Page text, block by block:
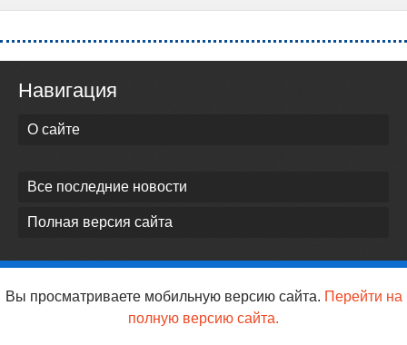
Навигация
О сайте
Все последние новости
Полная версия сайта
Вы просматриваете мобильную версию сайта. Перейти на
полную версию сайта.